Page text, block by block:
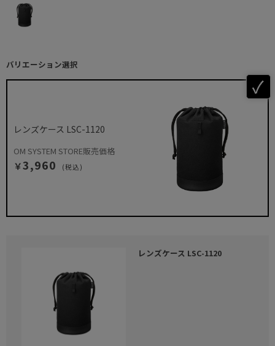
バリエーション選択
レンズケース LSC-1120
OM SYSTEM STORE販売価格
￥3,960 (税込)
レンズケース LSC-1120